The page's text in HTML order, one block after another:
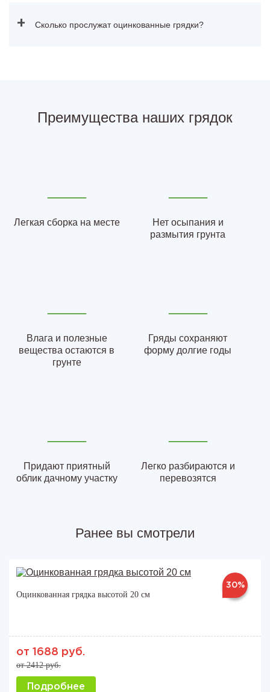
+ Сколько прослужат оцинкованные грядки?
Преимущества наших грядок
Легкая сборка на месте
Нет осыпания и
размытия грунта
Влага и полезные
вещества остаются в
грунте
Гряды сохраняют
форму долгие годы
Придают приятный
облик дачному участку
Легко разбираются и
перевозятся
Ранее вы смотрели
30%
Оцинкованная грядка высотой 20 см
от 1688 руб.
от 2412 руб.
Подробнее